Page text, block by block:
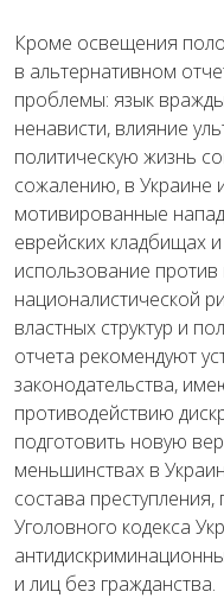
Кроме освещения
в альтернативном
проблемы: язык
ненависти, влияние
политическую жизнь
сожалению, в Украине
мотивированные
еврейских кладбищах
использование
националистической
властных структур и
отчета рекомендуют
законодательства,
противодействию
подготовить новую
меньшинствах в
состава
Уголовного кодекса
и лиц без гражданства.